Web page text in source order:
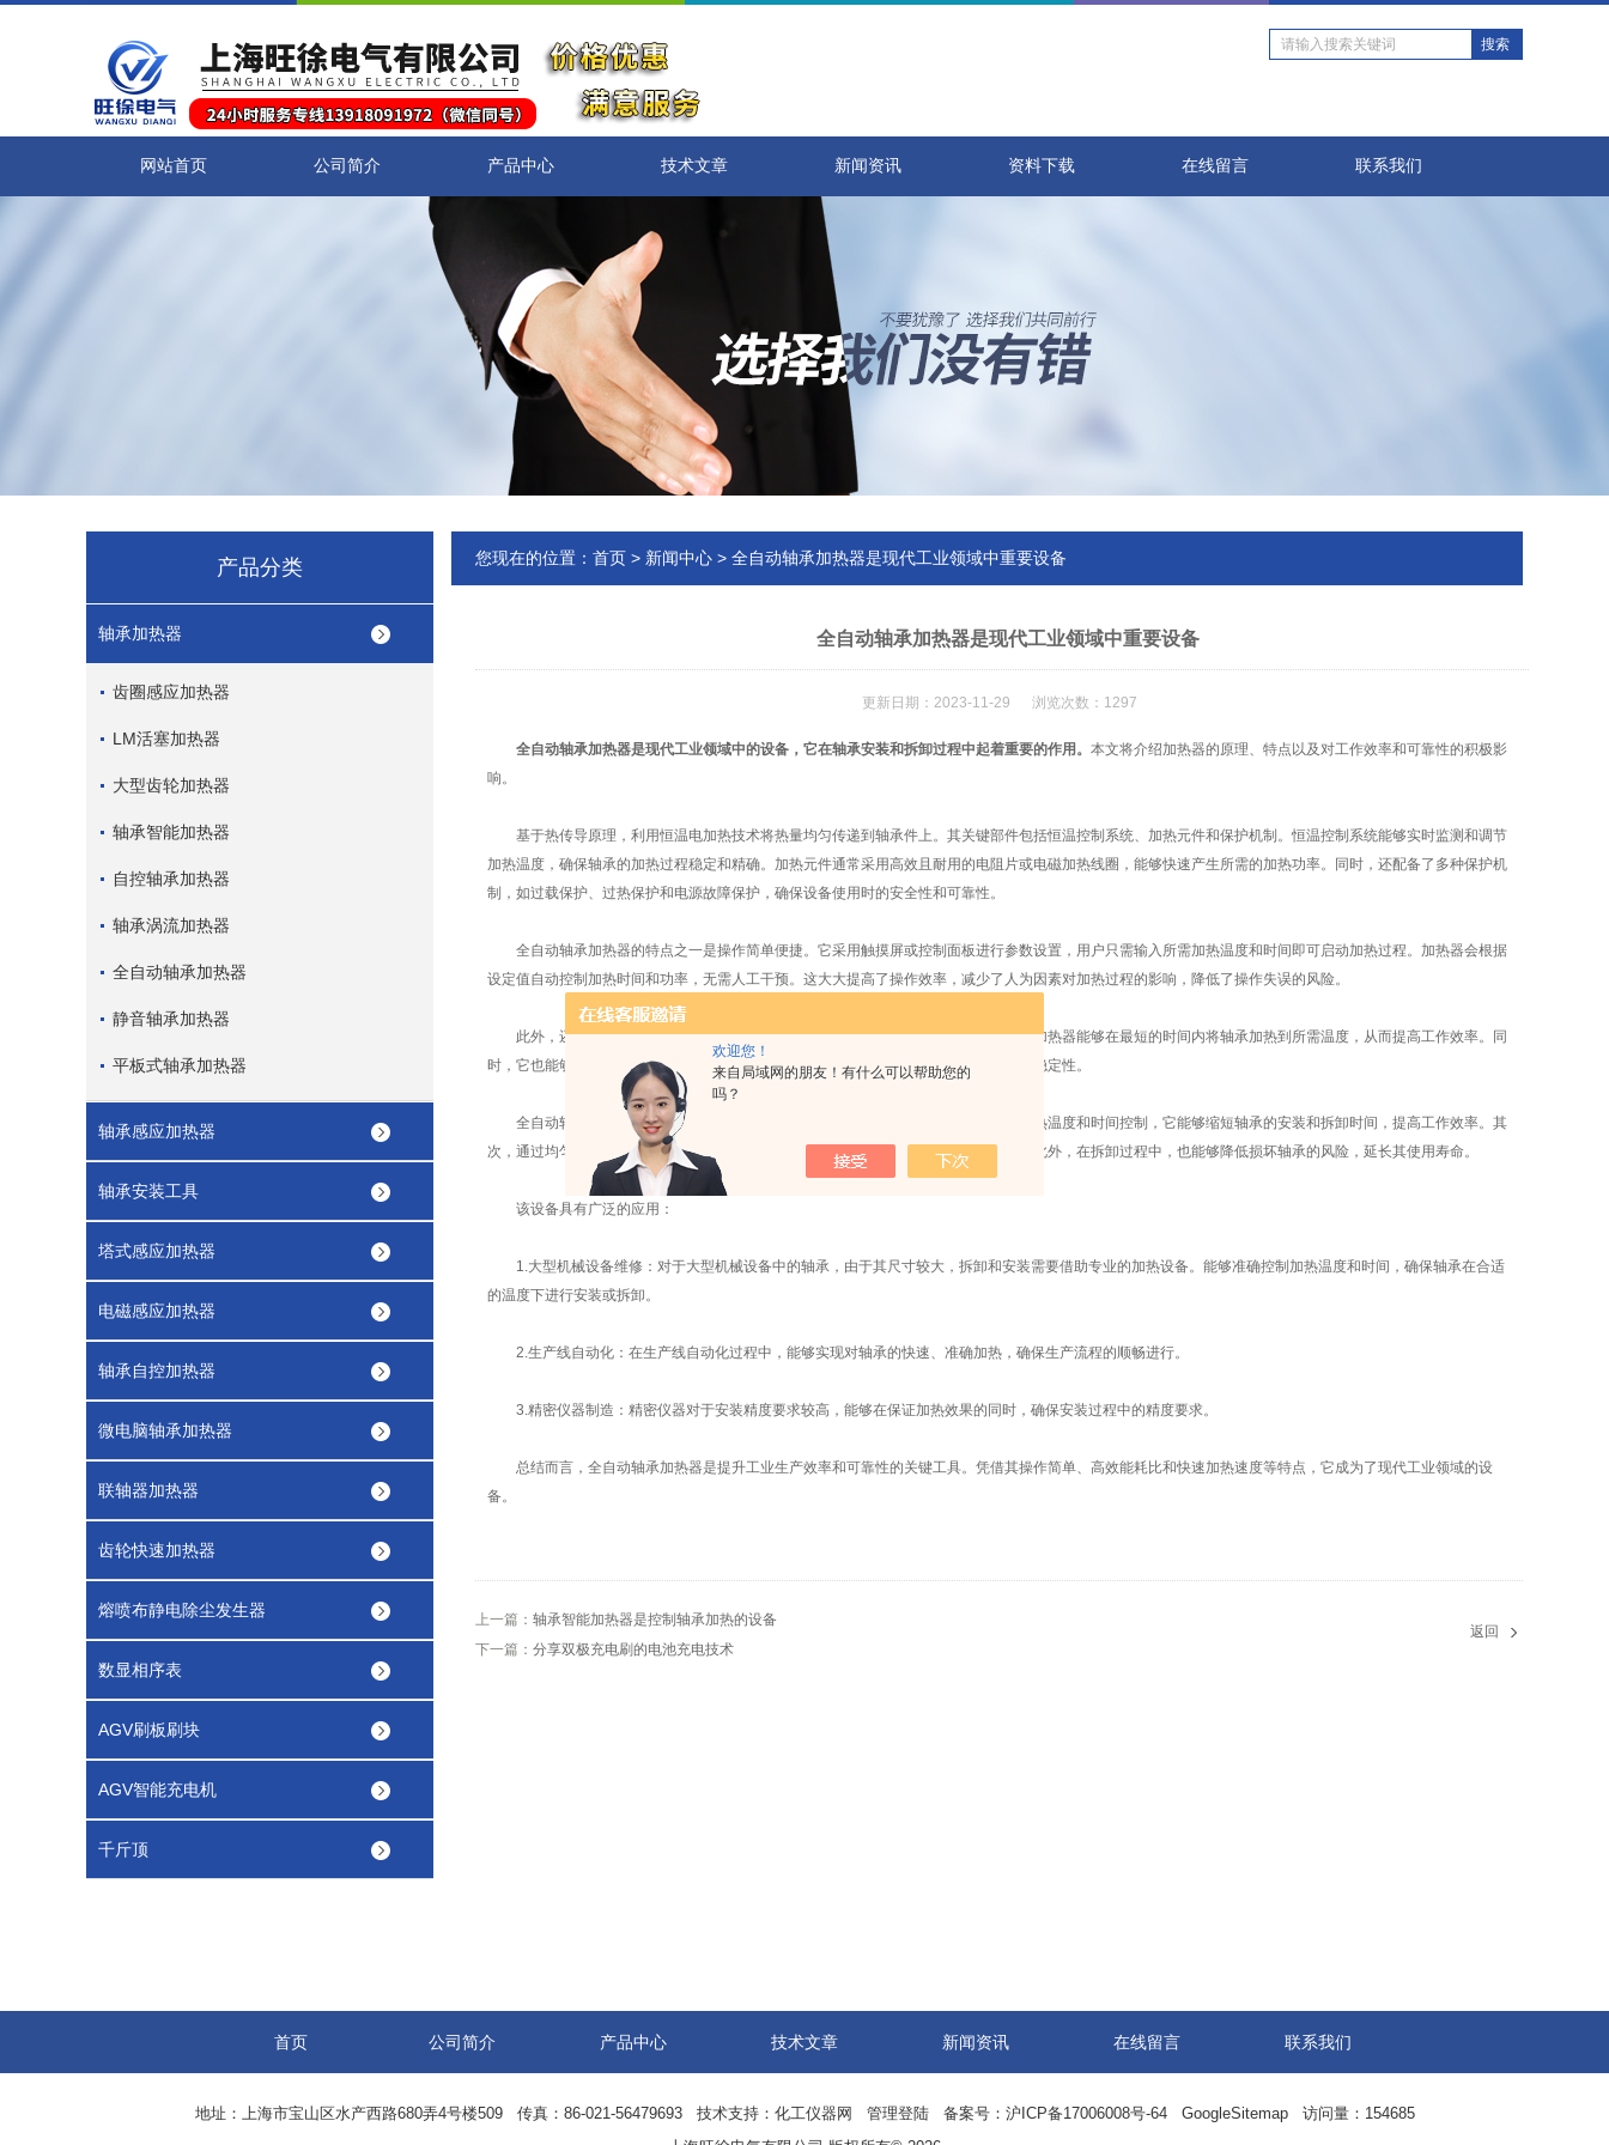
欢迎您！
来自局域网的朋友！有什么可以帮助您的
吗？
网站首页 公司简介 产品中心 技术文章 新闻资讯 资料下载 在线留言 联系我们
产品分类
轴承加热器
齿圈感应加热器
LM活塞加热器
大型齿轮加热器
轴承智能加热器
自控轴承加热器
轴承涡流加热器
全自动轴承加热器
静音轴承加热器
平板式轴承加热器
轴承感应加热器
轴承安装工具
塔式感应加热器
电磁感应加热器
轴承自控加热器
微电脑轴承加热器
联轴器加热器
齿轮快速加热器
熔喷布静电除尘发生器
数显相序表
AGV刷板刷块
AGV智能充电机
千斤顶
您现在的位置： 首页 > 新闻中心 > 全自动轴承加热器是现代工业领域中重要设备
全自动轴承加热器是现代工业领域中重要设备
更新日期：2023-11-29 浏览次数：1297
全自动轴承加热器是现代工业领域中的设备，它在轴承安装和拆卸过程中起着重要的作用。 本文将介绍加热器的原理、特点以及对工作效率和可靠性的积极影
响。
基于热传导原理，利用恒温电加热技术将热量均匀传递到轴承件上。其关键部件包括恒温控制系统、加热元件和保护机制。恒温控制系统能够实时监测和调节
加热温度，确保轴承的加热过程稳定和精确。加热元件通常采用高效且耐用的电阻片或电磁加热线圈，能够快速产生所需的加热功率。同时，还配备了多种保护机
制，如过载保护、过热保护和电源故障保护，确保设备使用时的安全性和可靠性。
全自动轴承加热器的特点之一是操作简单便捷。它采用触摸屏或控制面板进行参数设置，用户只需输入所需加热温度和时间即可启动加热过程。加热器会根据
设定值自动控制加热时间和功率，无需人工干预。这大大提高了操作效率，减少了人为因素对加热过程的影响，降低了操作失误的风险。
此外，还具有高效能耗比和快速加热速度的优势。通过恒温控制系统的精确调节，加热器能够在最短的时间内将轴承加热到所需温度，从而提高工作效率。同
时，它也能够避免过热或温度不足导致的损坏或质量问题，保证轴承的使用寿命和质量稳定性。
全自动轴承加热器对工作效率和可靠性的影响不容忽视。首先，通过提供精确的加热温度和时间控制，它能够缩短轴承的安装和拆卸时间，提高工作效率。其
次，通过均匀加热轴承，它能够减少轴承与轴之间的间隙，确保安装质量和工作性能。此外，在拆卸过程中，也能够降低损坏轴承的风险，延长其使用寿命。
该设备具有广泛的应用：
1.大型机械设备维修：对于大型机械设备中的轴承，由于其尺寸较大，拆卸和安装需要借助专业的加热设备。能够准确控制加热温度和时间，确保轴承在合适
的温度下进行安装或拆卸。
2.生产线自动化：在生产线自动化过程中，能够实现对轴承的快速、准确加热，确保生产流程的顺畅进行。
3.精密仪器制造：精密仪器对于安装精度要求较高，能够在保证加热效果的同时，确保安装过程中的精度要求。
总结而言，全自动轴承加热器是提升工业生产效率和可靠性的关键工具。凭借其操作简单、高效能耗比和快速加热速度等特点，它成为了现代工业领域的设
备。
上一篇： 轴承智能加热器是控制轴承加热的设备
下一篇： 分享双极充电刷的电池充电技术
返回
首页 公司简介 产品中心 技术文章 新闻资讯 在线留言 联系我们
地址：上海市宝山区水产西路680弄4号楼509 传真：86-021-56479693 技术支持： 化工仪器网 管理登陆 备案号：沪ICP备17006008号-64 GoogleSitemap访问量：154685